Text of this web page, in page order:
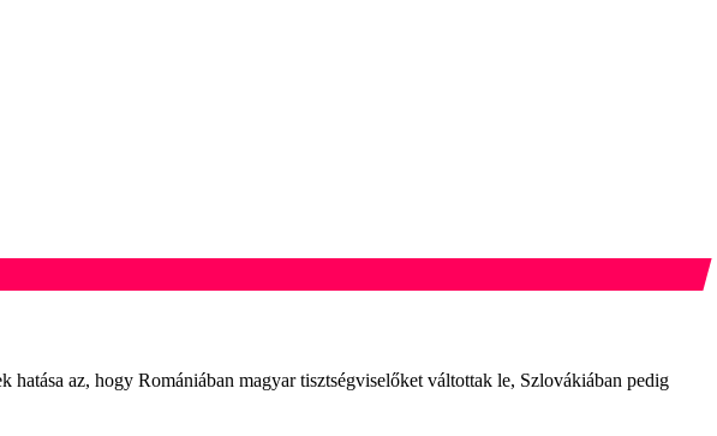
az, hogy Romániában magyar tisztségviselőket váltottak le, Szlovákiában pedig